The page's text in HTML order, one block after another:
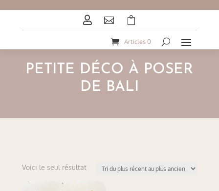
  
Articles 0
PETITE DÉCO À POSER
DE BALI
Voici le seul résultat